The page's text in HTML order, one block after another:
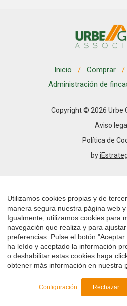
Inicio Comprar
Administración de
Copyright © 2026 Urbe
Aviso legal
Política de
by
Utilizamos cookies propias y de
manera segura nuestra página web
Igualmente, utilizamos cookies para
navegación que realiza y para
preferencias. Pulse el botón
ha leído y aceptado la información
o deshabilitar estas cookies haga
obtener más información en nuestra
Configuración Rechazar
instalación de las mismas. El
impedir que sean instaladas en
deberá tener en cuenta que
dificultades de navegación de la
Analíticas y personalización
Permiten realizar el seguimiento
utiliza en la medición de la
elaboración de perfiles de
el fin de introducir mejoras en
datos de uso que hacen los
guardar la información de
mejor experiencia a través de
Estas cookies son utilizadas para
sobre las preferencias y
a través de la observación
navegación. Gracias a ellas,
de navegación en el sitio web y
relacionada con el perfil de
Guardar configuración